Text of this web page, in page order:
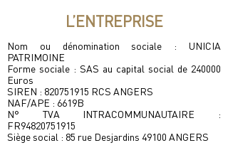
L’ENTREPRISE
Nom ou dénomination sociale : UNICIA
PATRIMOINE
Forme sociale : SAS au capital social de 240000
Euros
SIREN : 820751915 RCS ANGERS
NAF/APE : 6619B
N° TVA INTRACOMMUNAUTAIRE :
FR94820751915
Siège social : 85 rue Desjardins 49100 ANGERS